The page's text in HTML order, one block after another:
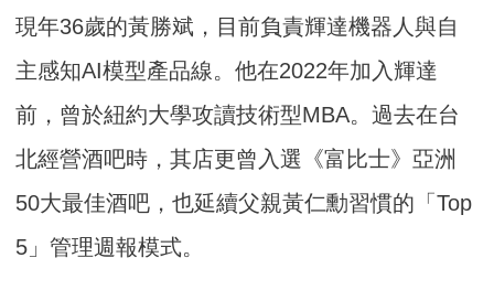
現年36歲的黃勝斌，目前負責輝達機器人與自
主感知AI模型產品線。他在2022年加入輝達
前，曾於紐約大學攻讀技術型MBA。過去在台
北經營酒吧時，其店更曾入選《富比士》亞洲
50大最佳酒吧，也延續父親黃仁勳習慣的「Top
5」管理週報模式。